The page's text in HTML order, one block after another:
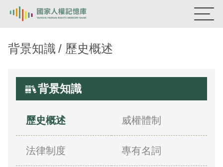
新生訓導處
蛋殼畫
關於我們
背景知識 歷史概述
背景知識
歷史概述 威權體制
法律制度 專有名詞